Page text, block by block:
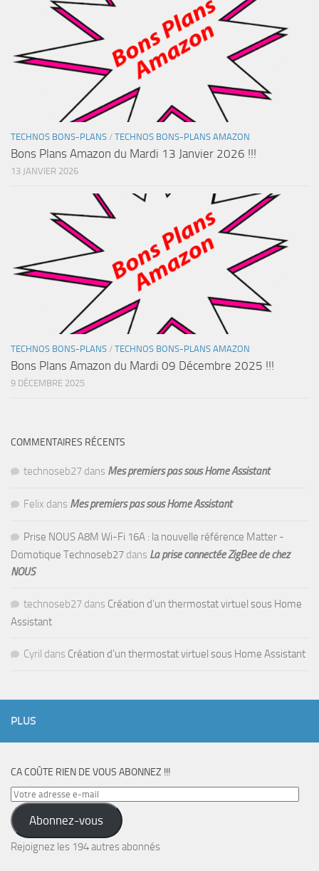
TECHNOS BONS-PLANS / TECHNOS BONS-PLANS AMAZON
Bons Plans Amazon du Mardi 13 Janvier 2026 !!!
13 JANVIER 2026
TECHNOS BONS-PLANS / TECHNOS BONS-PLANS AMAZON
Bons Plans Amazon du Mardi 09 Décembre 2025 !!!
9 DÉCEMBRE 2025
COMMENTAIRES RÉCENTS
technoseb27 dans Mes premiers pas sous Home Assistant
Felix dans Mes premiers pas sous Home Assistant
Prise NOUS A8M Wi-Fi 16A : la nouvelle référence Matter -
Domotique Technoseb27 dans La prise connectée ZigBee de chez
NOUS
technoseb27 dans Création d’un thermostat virtuel sous Home
Assistant
Cyril dans Création d’un thermostat virtuel sous Home Assistant
PLUS
CA COÛTE RIEN DE VOUS ABONNEZ !!!
Votre
adresse
e-
mail
Abonnez-vous
Rejoignez les 194 autres abonnés